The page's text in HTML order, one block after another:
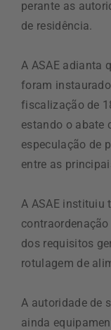
perante as
de residência.
A ASAE adianta
foram
fiscalização de
estando o abate
especulação de
entre as
A ASAE instituiu
dos requisitos
rotulagem de
A autoridade de
ainda